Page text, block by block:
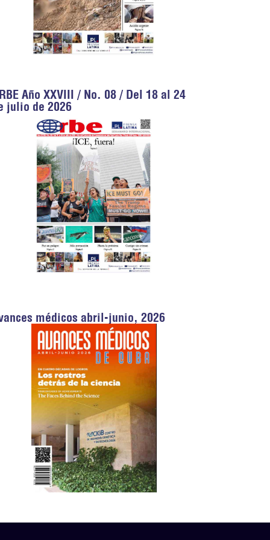
Año XXVIII / No. 08 / Del 18 al 24
julio de 2026
médicos abril-junio, 2026